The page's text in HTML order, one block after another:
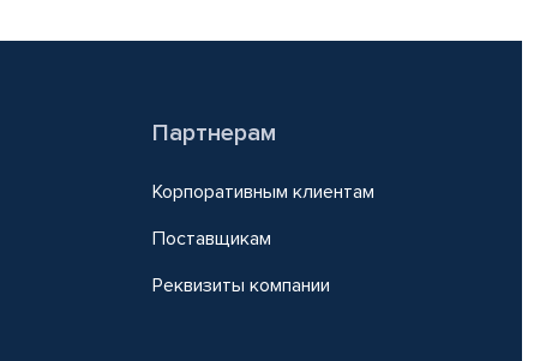
Партнерам
Корпоративным клиентам
Поставщикам
Реквизиты компании